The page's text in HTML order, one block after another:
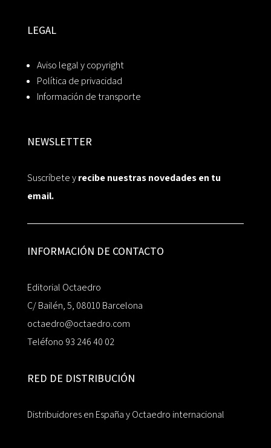
LEGAL
Aviso legal y copyright
Política de privacidad
Información de transporte
NEWSLETTER
Suscríbete yrecibe nuestras novedades en tu
email.
INFORMACIÓN DE CONTACTO
Editorial Octaedro
C/ Bailén, 5, 08010 Barcelona
octaedro@octaedro.com
Teléfono 93 246 40 02
RED DE DISTRIBUCIÓN
Distribuidores en España y Octaedro internacional